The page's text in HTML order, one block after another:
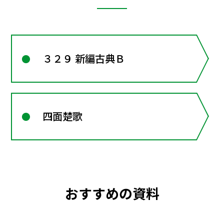
３２９ 新編古典Ｂ
四面楚歌
おすすめの資料